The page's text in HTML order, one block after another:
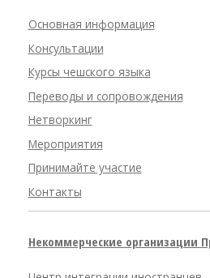
Основная информация
Консультации
Курсы чешского языка
Переводы и сопровождения
Нетворкинг
Мероприятия
Принимайте участие
Контакты
Некоммерческие организации